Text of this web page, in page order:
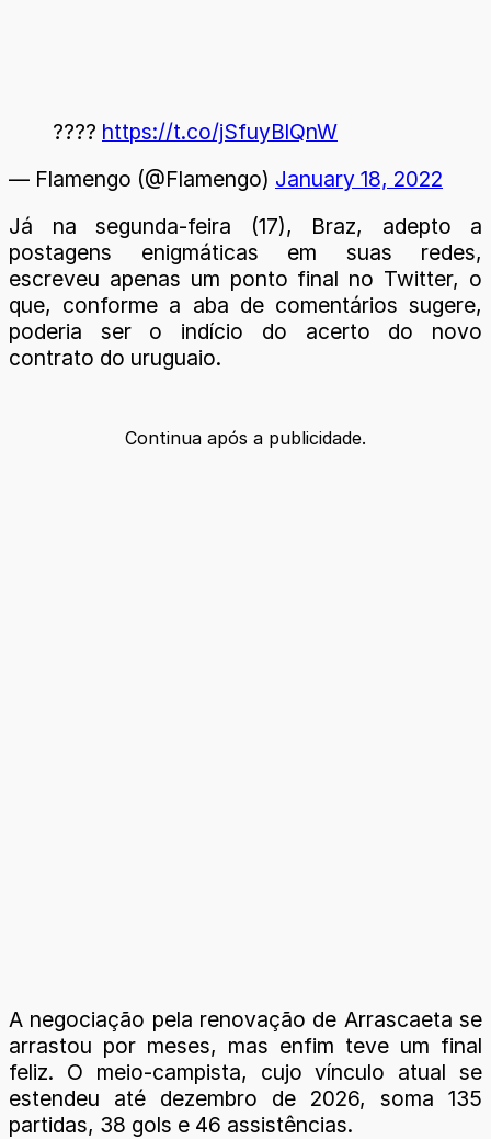
???? https://t.co/jSfuyBlQnW
— Flamengo (@Flamengo) January 18, 2022
Já na segunda-feira (17), Braz, adepto a
postagens enigmáticas em suas redes,
escreveu apenas um ponto final no Twitter, o
que, conforme a aba de comentários sugere,
poderia ser o indício do acerto do novo
contrato do uruguaio.
Continua após a publicidade.
A negociação pela renovação de Arrascaeta se
arrastou por meses, mas enfim teve um final
feliz. O meio-campista, cujo vínculo atual se
estendeu até dezembro de 2026, soma 135
partidas, 38 gols e 46 assistências.